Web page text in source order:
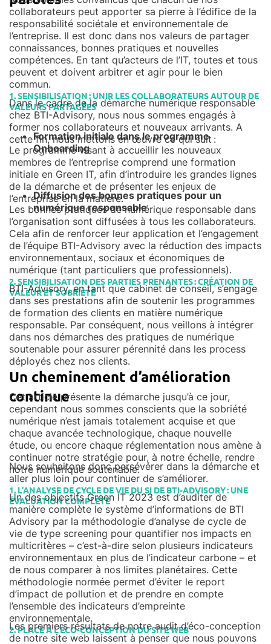
collaborateurs peut apporter sa pierre à l’édifice de la
responsabilité sociétale et environnementale de
l’entreprise. Il est donc dans nos valeurs de partager
connaissances, bonnes pratiques et nouvelles
compétences. En tant qu’acteurs de l’IT, toutes et tous
peuvent et doivent arbitrer et agir pour le bien
commun.
1. SENSIBILISATION : UNIR LES COLLABORATEURS AUTOUR DE
VALEURS PARTAGÉES
Dans le cadre de la démarche numérique responsable
chez BTI-Advisory, nous nous sommes engagés à
former nos collaborateurs et nouveaux arrivants. A
cette fin, nous mettons en œuvre ce qui suit :
Formation initiale dans le programme
Onboarding
Le programme visant à accueillir les nouveaux
membres de l’entreprise comprend une formation
initiale en Green IT, afin d’introduire les grandes lignes
de la démarche et de présenter les enjeux de
l’entreprise en la matière.
Diffusion des bonnes pratiques pour un
numérique responsable
Les bonnes pratiques de numérique responsable dans
l’organisation sont diffusées à tous les collaborateurs.
Cela afin de renforcer leur application et l’engagement
de l’équipe BTI-Advisory avec la réduction des impacts
environnementaux, sociaux et économiques de
numérique (tant particuliers que professionnels).
2. SENSIBILISATION DES PARTIES PRENANTES : CRÉATION DE
VALEUR ET SOBRIÉTÉ
BTI-Advisory, en tant que cabinet de conseil, s’engage
dans ses prestations afin de soutenir les programmes
de formation des clients en matière numérique
responsable. Par conséquent, nous veillons à intégrer
dans nos démarches des pratiques de numérique
soutenable pour assurer pérennité dans les process
déployés chez nos clients.
Un cheminement d’amélioration
continue
Cet article présente la démarche jusqu’à ce jour,
cependant nous sommes conscients que la sobriété
numérique n’est jamais totalement acquise et que
chaque avancée technologique, chaque nouvelle
étude, ou encore chaque réglementation nous amène à
continuer notre stratégie pour, à notre échelle, rendre
notre numérique soutenable.
Nous souhaitons donc persévérer dans la démarche et
aller plus loin pour continuer de s’améliorer.
1. L’ANALYSE DE CYCLE DE VIE DU SI DE BTI-ADVISORY : UNE
ÉVALUATION COMPLÈTE
Un des objectifs Green IT 2023 est d’auditer de
manière complète le système d’informations de BTI
Advisory par la méthodologie d’analyse de cycle de
vie de type screening pour quantifier nos impacts en
multicritères – c’est-à-dire selon plusieurs indicateurs
environnementaux en plus de l’indicateur carbone – et
de nous comparer à nos limites planétaires. Cette
méthodologie normée permet d’éviter le report
d’impact de pollution et de prendre en compte
l’ensemble des indicateurs d’empreinte
environnementale.
2. PLACE À L’ÉCO-CONCEPTION DU SITE WEB
Les premiers résultats de notre audit d’éco-conception
de notre site web laissent à penser que nous pouvons